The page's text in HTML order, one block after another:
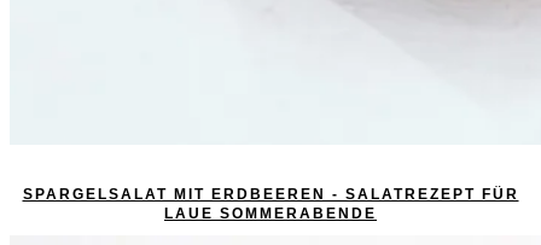
SPARGELSALAT MIT ERDBEEREN - SALATREZEPT FÜR
LAUE SOMMERABENDE